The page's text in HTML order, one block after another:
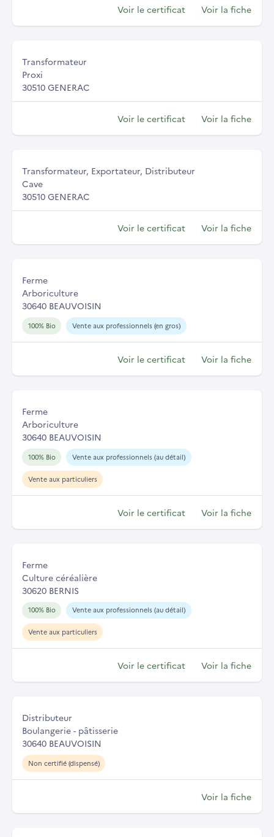
Voir le certificat Voir la fiche
Transformateur
Proxi
30510 GENERAC
Voir le certificat Voir la fiche
Transformateur, Exportateur, Distributeur
Cave
30510 GENERAC
Voir le certificat Voir la fiche
Ferme
Arboriculture
30640 BEAUVOISIN
100% Bio Vente aux professionnels (en gros)
Voir le certificat Voir la fiche
Ferme
Arboriculture
30640 BEAUVOISIN
100% Bio Vente aux professionnels (au détail)
Vente aux particuliers
Voir le certificat Voir la fiche
Ferme
Culture céréalière
30620 BERNIS
100% Bio Vente aux professionnels (au détail)
Vente aux particuliers
Voir le certificat Voir la fiche
Distributeur
Boulangerie - pâtisserie
30640 BEAUVOISIN
Non certifié (dispensé)
Voir la fiche